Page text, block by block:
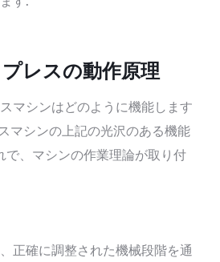
レスの動作原理
マシンはどのように機能します
マシンの上記の光沢のある機能
で、マシンの作業理論が取り付
正確に調整された機械段階を通